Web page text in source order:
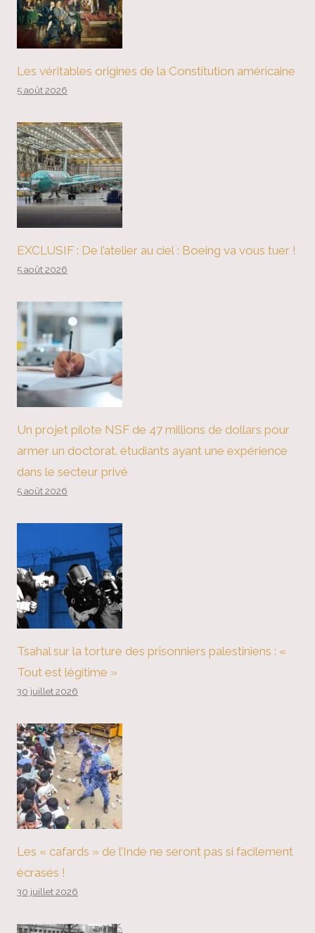
Les véritables origines de la Constitution américaine
5 août 2026
EXCLUSIF : De l’atelier au ciel : Boeing va vous tuer !
5 août 2026
Un projet pilote NSF de 47 millions de dollars pour
armer un doctorat. étudiants ayant une expérience
dans le secteur privé
5 août 2026
Tsahal sur la torture des prisonniers palestiniens : «
Tout est légitime »
30 juillet 2026
Les « cafards » de l’Inde ne seront pas si facilement
écrasés !
30 juillet 2026